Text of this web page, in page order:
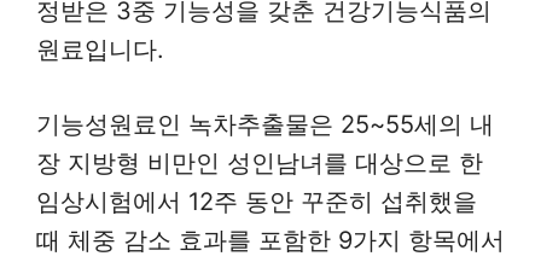
정받은 3중 기능성을 갖춘 건강기능식품의
원료입니다.
기능성원료인 녹차추출물은 25~55세의 내
장 지방형 비만인 성인남녀를 대상으로 한
임상시험에서 12주 동안 꾸준히 섭취했을
때 체중 감소 효과를 포함한 9가지 항목에서